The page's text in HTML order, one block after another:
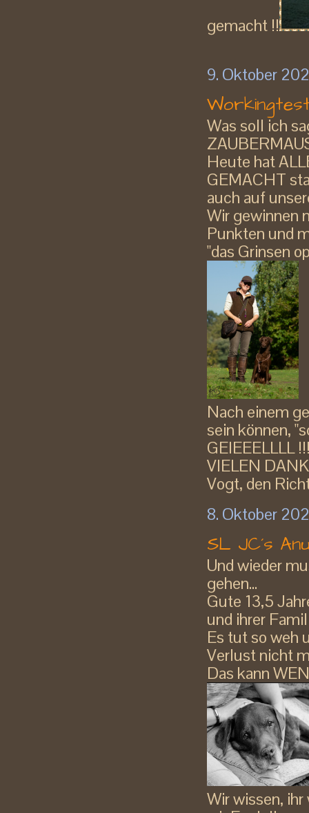
gemacht !!
9. Oktober
Was soll ich
Heute hat
GEMACHT
auch auf
Wir gewinnen
Punkten und
"das Grinsen
Nach einem
sein können,
GEIEEELLLL
VIELEN
Vogt, den
8. Oktober
SL JC´s
Und wieder
gehen...
Gute 13,5
und ihrer
Es tut so weh
Verlust nicht
Das kann
Wir wissen,